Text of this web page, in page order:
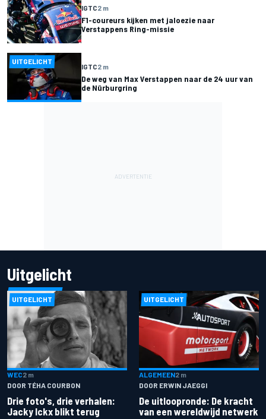
IGTC2 m
F1-coureurs kijken met jaloezie naar
Verstappens Ring-missie
UITGELICHT
IGTC2 m
De weg van Max Verstappen naar de 24 uur van
de Nürburgring
Uitgelicht
UITGELICHT
WEC2 m
DOOR TÉHA COURBON
Drie foto's, drie verhalen:
Jacky Ickx blikt terug
UITGELICHT
ALGEMEEN2 m
DOOR ERWIN JAEGGI
De uitloopronde: De kracht
van een wereldwijd netwerk